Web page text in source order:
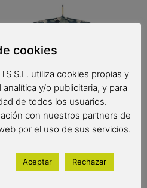
cookies
S.L. utiliza cookies propias y
y/o publicitaria, y para
de todos los usuarios.
con nuestros partners de
por el uso de sus servicios.
Aceptar Rechazar